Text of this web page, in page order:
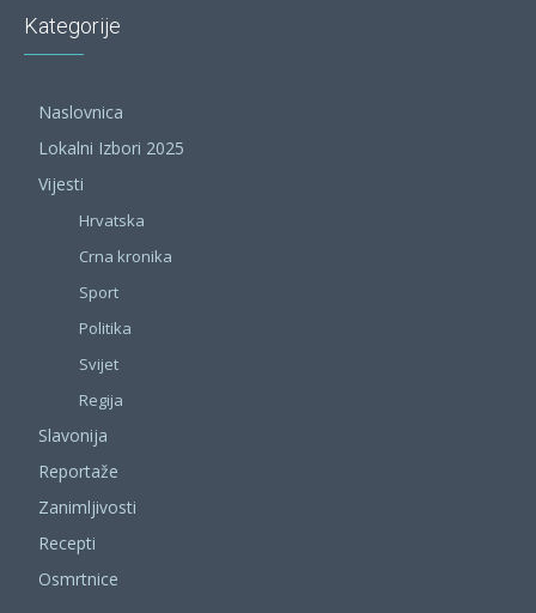
Kategorije
Naslovnica
Lokalni Izbori 2025
Vijesti
Hrvatska
Crna kronika
Sport
Politika
Svijet
Regija
Slavonija
Reportaže
Zanimljivosti
Recepti
Osmrtnice